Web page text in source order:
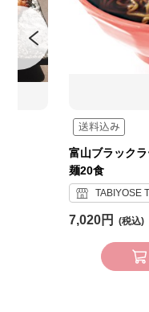
富山ブラック
麺20食
TABIYOSE
7,020円